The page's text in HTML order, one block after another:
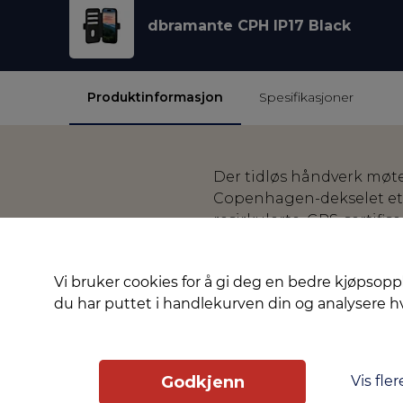
Vi bruker cookies for å gi deg en bedre
du har puttet i handlekurven din og analysere
Godkjenn Vis
dbramante CPH IP17 Black
Produktinformasjon Spesifikasjoner
Der tidløs håndverk
Copenhagen-dekselet
resirkulerte, GRS-
beskyttelse for å sikre
miljøbevisst design –